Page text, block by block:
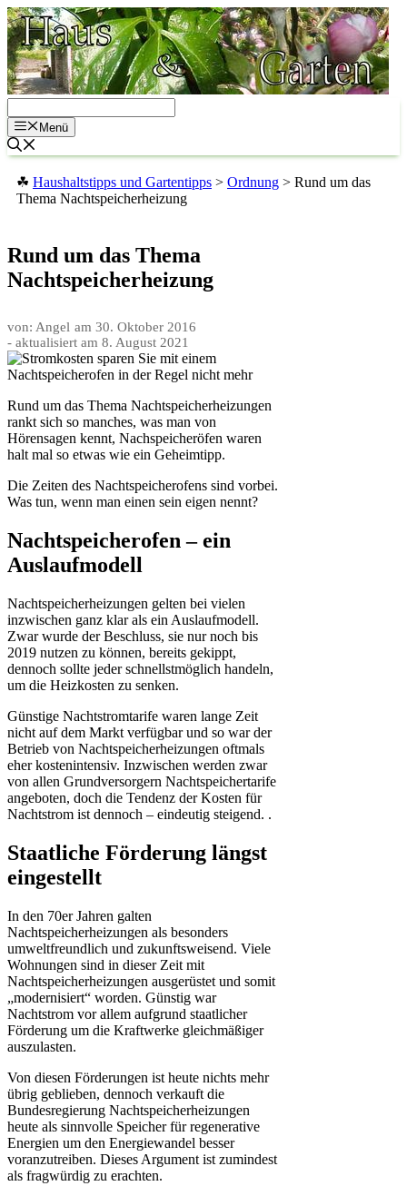
Zum
Inhalt
springen
Menü
☘ Haushaltstipps und Gartentipps > Ordnung > Rund um das
Thema Nachtspeicherheizung
Rund um das Thema
Nachtspeicherheizung
von: Angel am 30. Oktober 2016
- aktualisiert am 8. August 2021
Rund um das Thema Nachtspeicherheizungen
rankt sich so manches, was man von
Hörensagen kennt, Nachspeicheröfen waren
halt mal so etwas wie ein Geheimtipp.
Die Zeiten des Nachtspeicherofens sind vorbei.
Was tun, wenn man einen sein eigen nennt?
Nachtspeicherofen – ein
Auslaufmodell
Nachtspeicherheizungen gelten bei vielen
inzwischen ganz klar als ein Auslaufmodell.
Zwar wurde der Beschluss, sie nur noch bis
2019 nutzen zu können, bereits gekippt,
dennoch sollte jeder schnellstmöglich handeln,
um die Heizkosten zu senken.
Günstige Nachtstromtarife waren lange Zeit
nicht auf dem Markt verfügbar und so war der
Betrieb von Nachtspeicherheizungen oftmals
eher kostenintensiv. Inzwischen werden zwar
von allen Grundversorgern Nachtspeichertarife
angeboten, doch die Tendenz der Kosten für
Nachtstrom ist dennoch – eindeutig steigend. .
Staatliche Förderung längst
eingestellt
In den 70er Jahren galten
Nachtspeicherheizungen als besonders
umweltfreundlich und zukunftsweisend. Viele
Wohnungen sind in dieser Zeit mit
Nachtspeicherheizungen ausgerüstet und somit
„modernisiert“ worden. Günstig war
Nachtstrom vor allem aufgrund staatlicher
Förderung um die Kraftwerke gleichmäßiger
auszulasten.
Von diesen Förderungen ist heute nichts mehr
übrig geblieben, dennoch verkauft die
Bundesregierung Nachtspeicherheizungen
heute als sinnvolle Speicher für regenerative
Energien um den Energiewandel besser
voranzutreiben. Dieses Argument ist zumindest
als fragwürdig zu erachten.